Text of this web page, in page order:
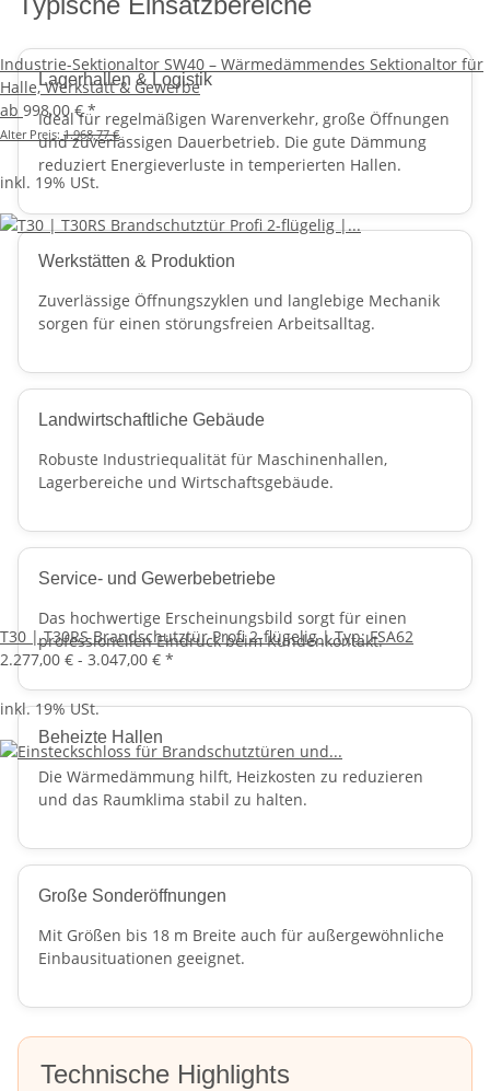
Lagerhallen & Logistik
Ideal für regelmäßigen Warenverkehr, große Öffnungen
und zuverlässigen Dauerbetrieb. Die gute Dämmung
reduziert Energieverluste in temperierten Hallen.
Werkstätten & Produktion
Zuverlässige Öffnungszyklen und langlebige Mechanik
sorgen für einen störungsfreien Arbeitsalltag.
Landwirtschaftliche Gebäude
Robuste Industriequalität für Maschinenhallen,
Lagerbereiche und Wirtschaftsgebäude.
Service- und Gewerbebetriebe
Das hochwertige Erscheinungsbild sorgt für einen
professionellen Eindruck beim Kundenkontakt.
Beheizte Hallen
Die Wärmedämmung hilft, Heizkosten zu reduzieren
und das Raumklima stabil zu halten.
Große Sonderöffnungen
Mit Größen bis 18 m Breite auch für außergewöhnliche
Einbausituationen geeignet.
Technische Highlights
Industrie-Sektionaltor SW40 – Wärmedämmendes Sektionaltor für
Halle, Werkstatt & Gewerbe
ab 998,00 €*
Alter Preis: 1.968,77 €
inkl. 19% USt.
T30 | T30RS Brandschutztür Profi 2-flügelig | Typ: FSA62
2.277,00 € - 3.047,00 € *
inkl. 19% USt.